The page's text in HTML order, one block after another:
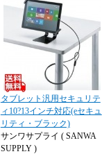
タブレット汎用セキュリテ
ィ10?13インチ対応(eセキュ
リティ・ブラック)
サンワサプライ ( SANWA
SUPPLY )